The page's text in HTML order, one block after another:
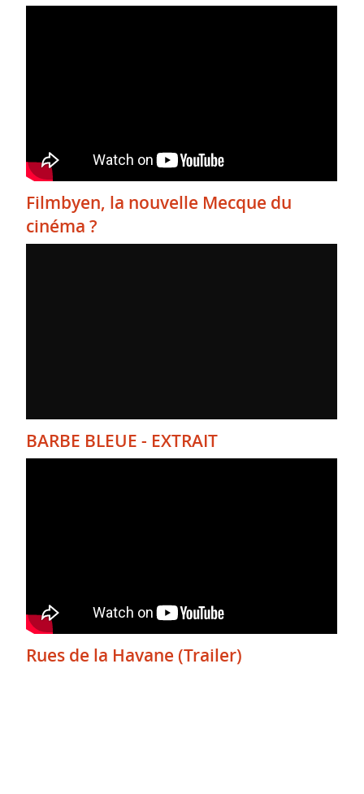
Filmbyen, la nouvelle Mecque du
cinéma ?
BARBE BLEUE - EXTRAIT
Rues de la Havane (Trailer)